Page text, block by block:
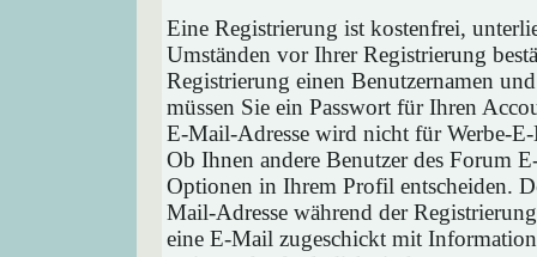
Eine Registrierung ist kostenfrei,
Umständen vor Ihrer Registrierung
Registrierung einen Benutzernamen
müssen Sie ein Passwort für Ihren
E-Mail-Adresse wird nicht für Werbe-
Ob Ihnen andere Benutzer des Forum
Optionen in Ihrem Profil entscheiden.
Mail-Adresse während der
eine E-Mail zugeschickt mit